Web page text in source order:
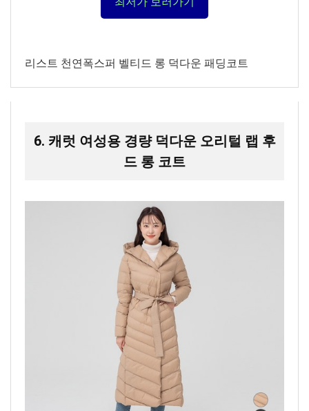
리스트 천연폭스퍼 벨티드 롱 덕다운 패딩코트
6. 캐럿 여성용 경량 덕다운 오리털 랩 후
드 롱 코트